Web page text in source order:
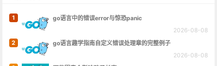
1
go语言中的错误error与惊恐panic
2026-08-08
2
go语言趣学指南自定义错误处理章的完整例子
2026-08-08